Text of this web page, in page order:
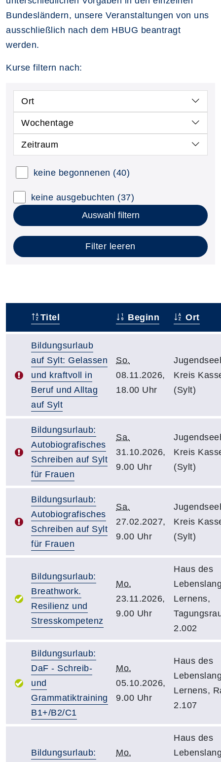
Bundesländern, unsere Veranstaltungen von uns
ausschließlich nach dem HBUG beantragt
werden.
Kurse filtern nach:
Ort
Wochentage
Zeitraum
keine begonnenen (40)
keine ausgebuchten (37)
Auswahl filtern
Filter leeren
Titel Beginn Ort
Bildungsurlaub
auf Sylt: Gelassen
und kraftvoll in
Beruf und Alltag
auf Sylt
So.
08.11.2026,
18.00 Uhr
Kreis
(Sylt)
Bildungsurlaub:
Autobiografisches
Schreiben auf Sylt
für Frauen
Sa.
31.10.2026,
9.00 Uhr
Kreis
(Sylt)
Bildungsurlaub:
Autobiografisches
Schreiben auf Sylt
für Frauen
Sa.
27.02.2027,
9.00 Uhr
Kreis
(Sylt)
Bildungsurlaub:
Breathwork.
Resilienz und
Stresskompetenz
Mo.
23.11.2026,
9.00 Uhr
Haus des
Lernens,
2.002
Bildungsurlaub:
DaF - Schreib-
und
Grammatiktraining
B1+/B2/C1
Mo.
05.10.2026,
9.00 Uhr
Haus des
Lernens,
2.107
Bildungsurlaub: Mo.
Haus des